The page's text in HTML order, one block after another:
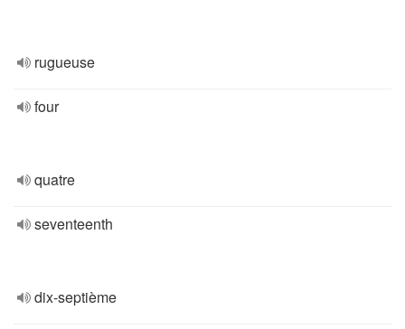
rugueuse
four
quatre
seventeenth
dix-septième